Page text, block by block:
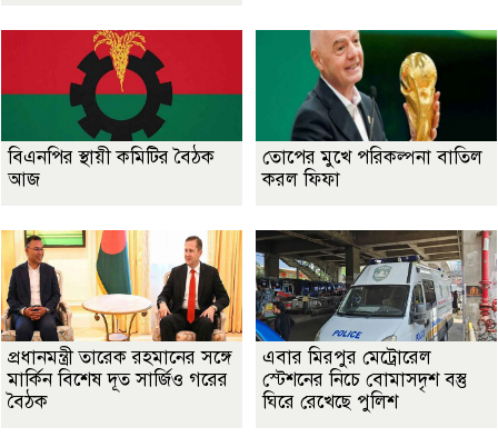
বিএনপির স্থায়ী কমিটির বৈঠক
আজ
তোপের মুখে পরিকল্পনা বাতিল
করল ফিফা
প্রধানমন্ত্রী তারেক রহমানের সঙ্গে
মার্কিন বিশেষ দূত সার্জিও গরের
বৈঠক
এবার মিরপুর মেট্রোরেল
স্টেশনের নিচে বোমাসদৃশ বস্তু
ঘিরে রেখেছে পুলিশ